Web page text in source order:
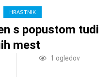
HRASTNIK
s popustom tudi
mest
1 ogledov